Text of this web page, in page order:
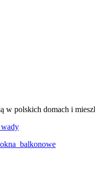
w polskich domach i